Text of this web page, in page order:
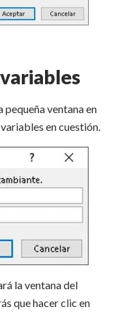
ventana en
en cuestión.
la ventana del
que hacer clic en